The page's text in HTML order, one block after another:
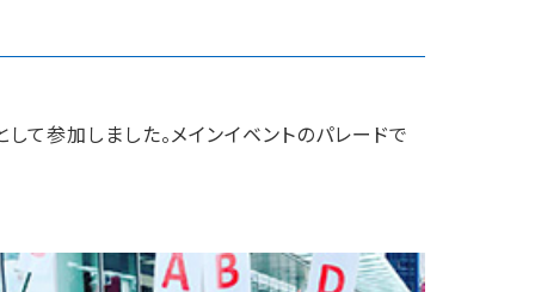
て参加しました。メインイベントのパレードで